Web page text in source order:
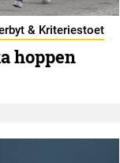
& Kriteriestoet
hoppen